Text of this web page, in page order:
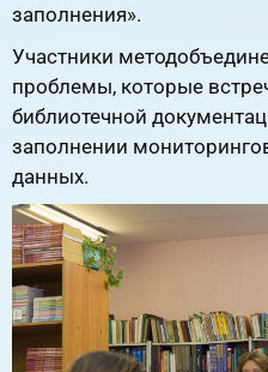
заполнения».
Участники
проблемы, которые
библиотечной
заполнении
данных.